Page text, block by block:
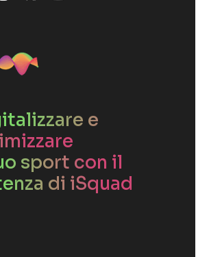
e
sport con il
di iSquad